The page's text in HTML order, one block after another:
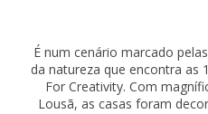
É num cenário marcado
da natureza que encontra as
For Creativity. Com
Lousã, as casas foram